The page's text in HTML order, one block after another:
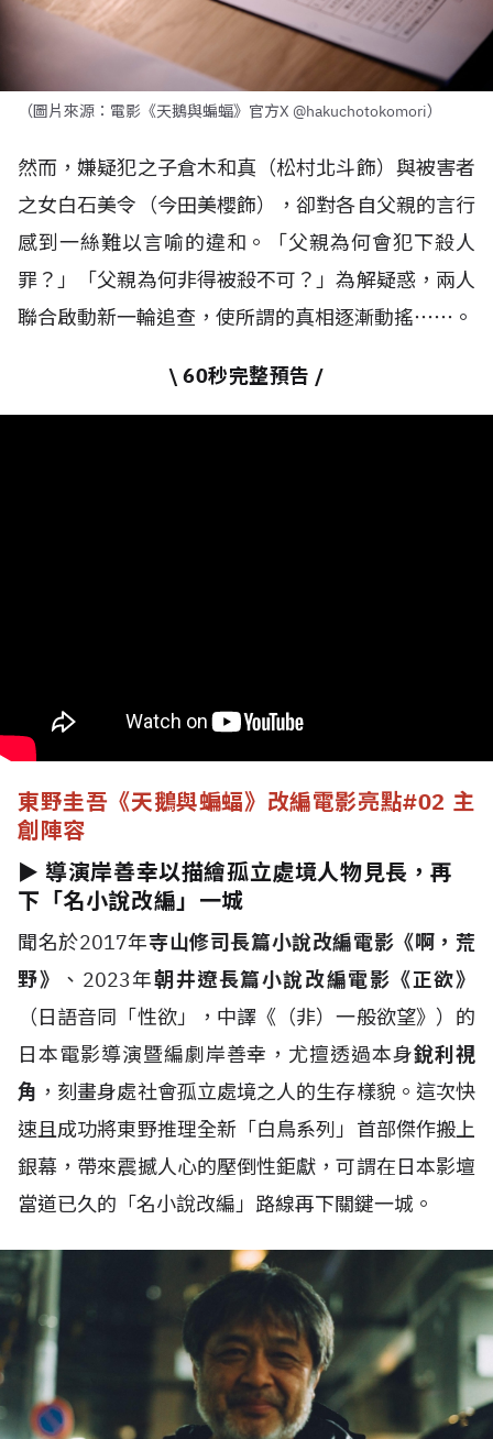
（圖片來源：電影《天鵝與蝙蝠》官方X @hakuchotokomori）
然而，嫌疑犯之子倉木和真（松村北斗飾）與被害者
之女白石美令（今田美櫻飾），卻對各自父親的言行
感到一絲難以言喻的違和。「父親為何會犯下殺人
罪？」「父親為何非得被殺不可？」為解疑惑，兩人
聯合啟動新一輪追查，使所謂的真相逐漸動搖⋯⋯。
\ 60秒完整預告 /
東野圭吾《天鵝與蝙蝠》改編電影亮點#02 主
創陣容
► 導演岸善幸以描繪孤立處境人物見長，再
下「名小說改編」一城
聞名於2017年寺山修司長篇小說改編電影《啊，荒
野》
、2023年朝井遼長篇小說改編電影《正欲》
（日語音同「性欲」，中譯《（非）一般欲望》）的
日本電影導演暨編劇岸善幸，尤擅透過本身銳利視
角 ，刻畫身處社會孤立處境之人的生存樣貌。這次快
速且成功將東野推理全新「白鳥系列」首部傑作搬上
銀幕，帶來震撼人心的壓倒性鉅獻，可謂在日本影壇
當道已久的「名小說改編」路線再下關鍵一城。